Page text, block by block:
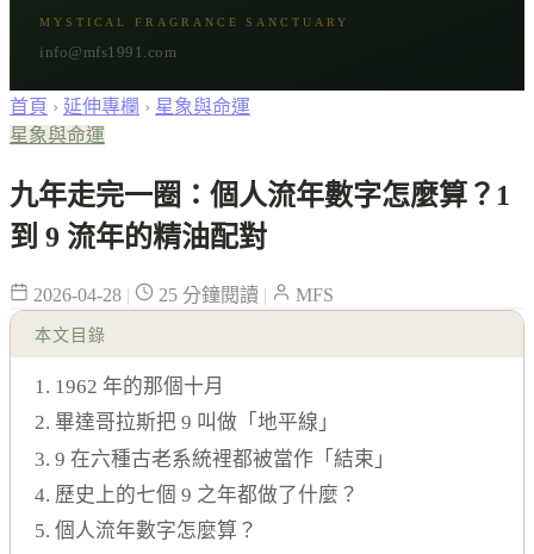
節氣與民俗
MYSTICAL FRAGRANCE SANCTUARY
info@mfs1991.com
首頁 › 延伸專欄 › 星象與命運
星象與命運
九年走完一圈：個人流年數字怎麼算？1
到 9 流年的精油配對
2026-04-28 | 25 分鐘閱讀 | MFS
本文目錄
1. 1962 年的那個十月
2. 畢達哥拉斯把 9 叫做「地平線」
3. 9 在六種古老系統裡都被當作「結束」
4. 歷史上的七個 9 之年都做了什麼？
5. 個人流年數字怎麼算？